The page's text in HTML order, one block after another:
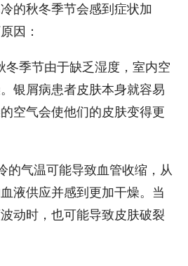
的秋冬季节会感到症状加
因：
冬季节由于缺乏湿度，室内空
银屑病患者皮肤本身就容易
空气会使他们的皮肤变得更
的气温可能导致血管收缩，从
液供应并感到更加干燥。当
动时，也可能导致皮肤破裂